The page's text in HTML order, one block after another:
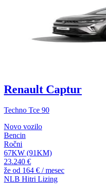
Renault Captur
Techno Tce 90
Novo vozilo
Bencin
Ročni
67KW (91KM)
23.240 €
že od 164 € / mesec
NLB Hitri Lizing